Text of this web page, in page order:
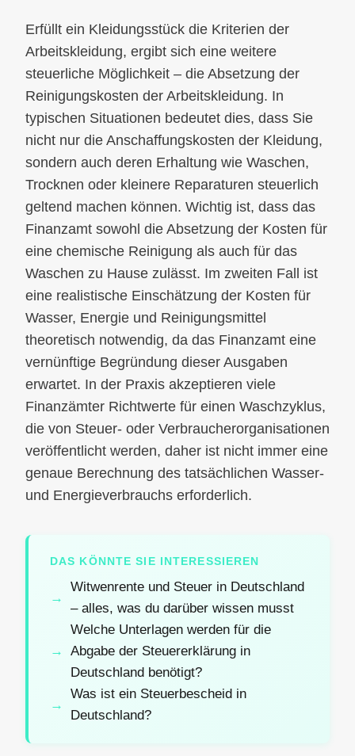
Erfüllt ein Kleidungsstück die Kriterien der
Arbeitskleidung, ergibt sich eine weitere
steuerliche Möglichkeit – die Absetzung der
Reinigungskosten der Arbeitskleidung. In
typischen Situationen bedeutet dies, dass Sie
nicht nur die Anschaffungskosten der Kleidung,
sondern auch deren Erhaltung wie Waschen,
Trocknen oder kleinere Reparaturen steuerlich
geltend machen können. Wichtig ist, dass das
Finanzamt sowohl die Absetzung der Kosten für
eine chemische Reinigung als auch für das
Waschen zu Hause zulässt. Im zweiten Fall ist
eine realistische Einschätzung der Kosten für
Wasser, Energie und Reinigungsmittel
theoretisch notwendig, da das Finanzamt eine
vernünftige Begründung dieser Ausgaben
erwartet. In der Praxis akzeptieren viele
Finanzämter Richtwerte für einen Waschzyklus,
die von Steuer- oder Verbraucherorganisationen
veröffentlicht werden, daher ist nicht immer eine
genaue Berechnung des tatsächlichen Wasser-
und Energieverbrauchs erforderlich.
DAS KÖNNTE SIE INTERESSIEREN
Witwenrente und Steuer in Deutschland
– alles, was du darüber wissen musst
Welche Unterlagen werden für die
Abgabe der Steuererklärung in
Deutschland benötigt?
Was ist ein Steuerbescheid in
Deutschland?